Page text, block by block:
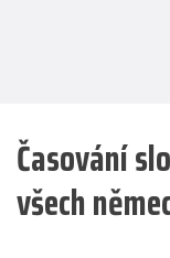
Časování
všech